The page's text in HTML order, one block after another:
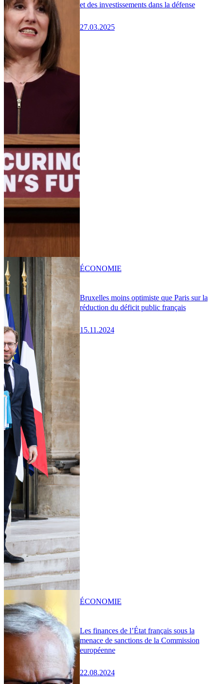
et des investissements dans la défense
27.03.2025
Bruxelles moins optimiste que Paris sur la
réduction du déficit public français
15.11.2024
ÉCONOMIE
Les finances de l’État français sous la
menace de sanctions de la Commission
européenne
22.08.2024
ÉCONOMIE